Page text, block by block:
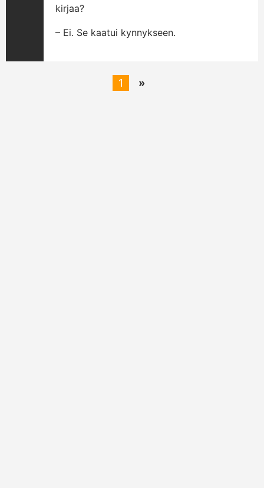
kirjaa?
– Ei. Se kaatui kynnykseen.
1 »